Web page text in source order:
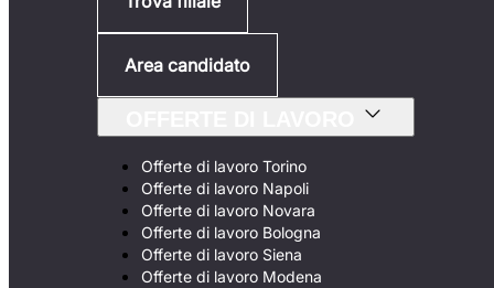
Area candidato
Offerte di lavoro Torino
Offerte di lavoro Napoli
Offerte di lavoro Novara
Offerte di lavoro Bologna
Offerte di lavoro Siena
Offerte di lavoro Modena